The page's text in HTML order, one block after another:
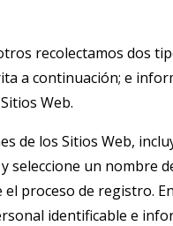
recolectamos dos
a continuación; e
Web.
de los Sitios Web,
seleccione un nombre
proceso de registro.
identificable e